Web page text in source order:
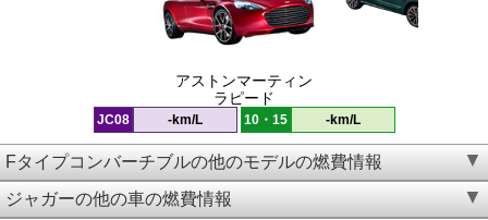
アストンマーティン
ラピード
JC08 -km/L 10・15 -km/L
Fタイプコンバーチブルの他のモデルの燃費情報
ジャガーの他の車の燃費情報